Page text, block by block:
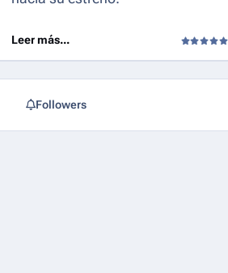
Leer más...
Followers